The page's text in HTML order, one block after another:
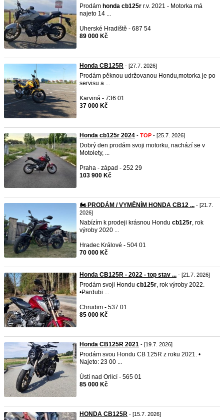
Prodám honda cb125r r.v. 2021 - Motorka má
najeto 14 ...
Uherské Hradiště - 687 54
89 000 Kč
Honda CB125R - [27.7. 2026]
Prodám pěknou udržovanou Hondu,motorka je po
servisu a ...
Karviná - 736 01
37 000 Kč
Honda cb125r 2024 - TOP - [25.7. 2026]
Dobrý den prodám svoji motorku, nachází se v
Motolety, ...
Praha - západ - 252 29
103 900 Kč
🏍️ PRODÁM / VYMĚNÍM HONDA CB12 ... - [21.7.
2026]
Nabízím k prodeji krásnou Hondu cb125r, rok
výroby 2020 ...
Hradec Králové - 504 01
70 000 Kč
Honda CB125R - 2022 - top stav ... - [21.7. 2026]
Prodám svoji Hondu cb125r, rok výroby 2022.
•Pardubi ...
Chrudim - 537 01
85 000 Kč
Honda CB125R 2021 - [19.7. 2026]
Prodám svou Hondu CB 125R z roku 2021. •
Najeto: 23 00 ...
Ústí nad Orlicí - 565 01
85 000 Kč
HONDA CB125R - [15.7. 2026]